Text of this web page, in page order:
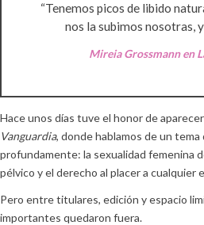
“Tenemos picos de libido
nos la subimos nosotras,
Mireia Grossmann en
Hace unos días tuve el honor de
Vanguardia, donde hablamos de un tema
profundamente: la sexualidad femenina
pélvico y el derecho al placer a cualquier
Pero entre titulares, edición y espacio
importantes quedaron fuera.